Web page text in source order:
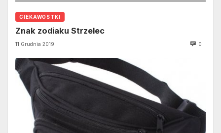
CIEKAWOSTKI
Znak zodiaku Strzelec
11 Grudnia 2019 0